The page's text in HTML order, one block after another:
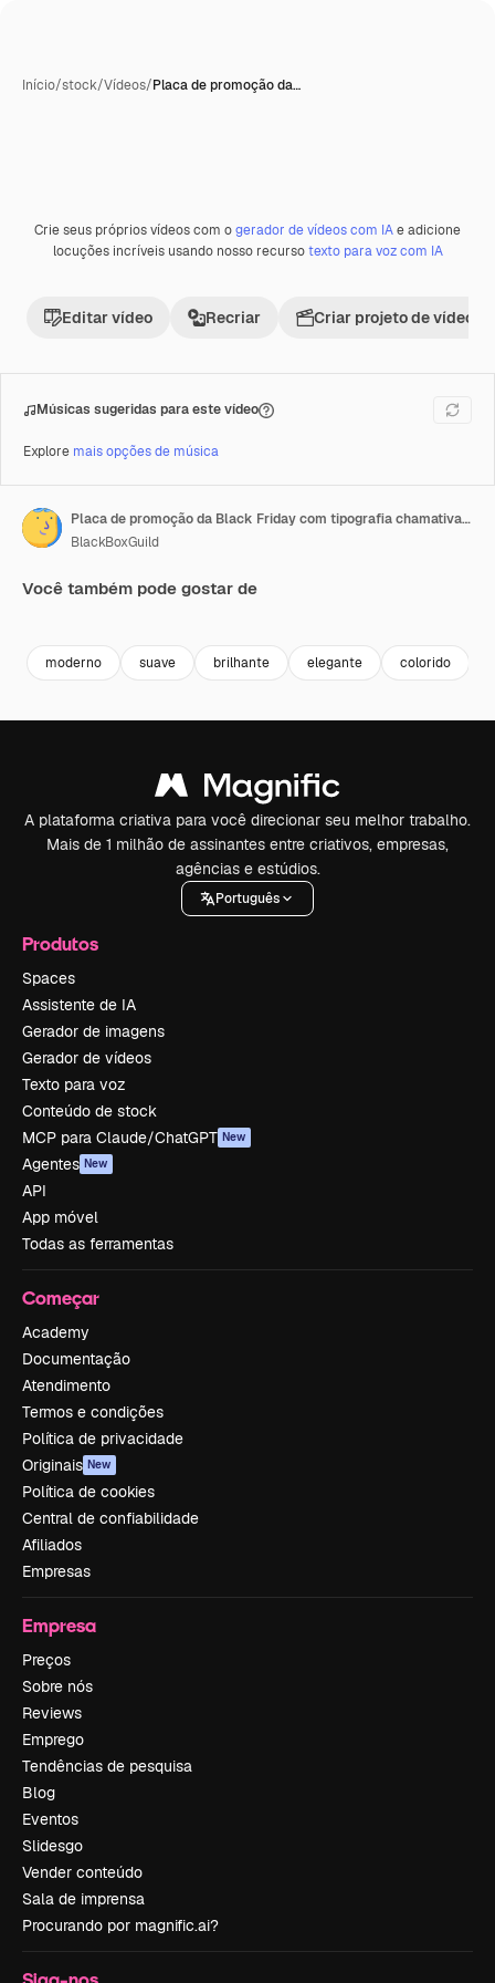
Início/stock/Vídeos/Placa de promoção da…
Premium
Crie seus próprios vídeos com ogerador de vídeos com IAe adicione
locuções incríveis usando nosso recursotexto para voz com IA
Editar vídeo Recriar Criar projeto de vídeo
Músicas sugeridas para este vídeo
Explore mais opções de música
Placa de promoção da Black Friday com tipografia chamativa, luzes piscantes e cores vibrantes, criada para chamar a atenção e destacar descontos urgentes por tempo limitado e ofertas especiais
BlackBoxGuild
Você também pode gostar de
moderno suave brilhante elegante colorido
A plataforma criativa para você direcionar seu melhor trabalho.
Mais de 1 milhão de assinantes entre criativos, empresas,
agências e estúdios.
Português
Produtos
Spaces
Assistente de IA
Gerador de imagens
Gerador de vídeos
Texto para voz
Conteúdo de stock
MCP para Claude/ChatGPT New
Agentes New
API
App móvel
Todas as ferramentas
Começar
Academy
Documentação
Atendimento
Termos e condições
Política de privacidade
Originais New
Política de cookies
Central de confiabilidade
Afiliados
Empresas
Empresa
Preços
Sobre nós
Reviews
Emprego
Tendências de pesquisa
Blog
Eventos
Slidesgo
Vender conteúdo
Sala de imprensa
Procurando por magnific.ai?